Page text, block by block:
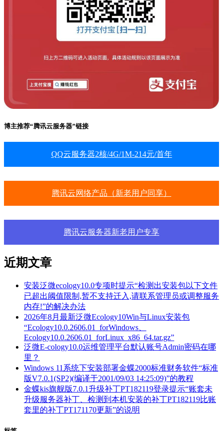
博主推荐“腾讯云服务器”链接
QQ云服务器2核/4G/1M-214元/首年
腾讯云网络产品（新老用户同享）
腾讯云服务器新老用户专享
近期文章
安装泛微ecology10.0专项时提示“检测出安装包以下文件
已超出阈值限制,暂不支持迁入,请联系管理员或调整服务
内存!”的解决办法
2026年8月最新泛微Ecology10Win与Linux安装包
“Ecology10.0.2606.01_forWindows、
Ecology10.0.2606.01_forLinux_x86_64.tar.gz”
泛微E-cology10.0运维管理平台默认账号Admin密码在哪
里？
Windows 11系统下安装部署金蝶2000标准财务软件“标准
版V7.0.1(SP2)(编译于2001/09/03 14:25:09)”的教程
金蝶kis旗舰版7.0.1升级补丁PT182119登录提示“账套未
升级服务器补丁、检测到本机安装的补丁PT182119比账
套里的补丁PT171170更新”的说明